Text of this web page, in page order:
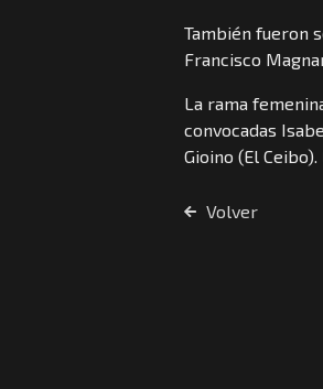
También fueron
Francisco
La rama
convocadas
Gioino (El
Volver